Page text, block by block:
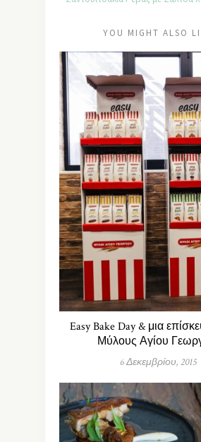
YOU MIGHT ALSO
Easy Bake Day & μια
Μύλους Αγίου
6 Δεκεμβρίου, 2015